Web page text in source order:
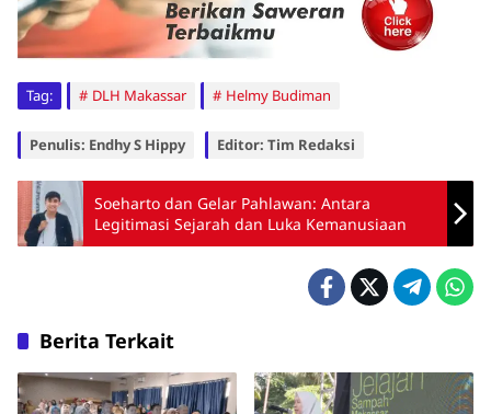
Tag: DLH Makassar Helmy Budiman
Penulis: Endhy S Hippy Editor: Tim Redaksi
Soeharto dan Gelar Pahlawan: Antara
Legitimasi Sejarah dan Luka Kemanusiaan
Berita Terkait